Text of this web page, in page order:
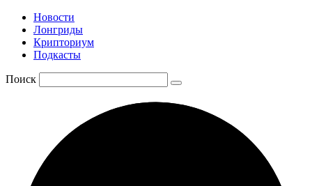
Новости
Лонгриды
Крипториум
Подкасты
Поиск